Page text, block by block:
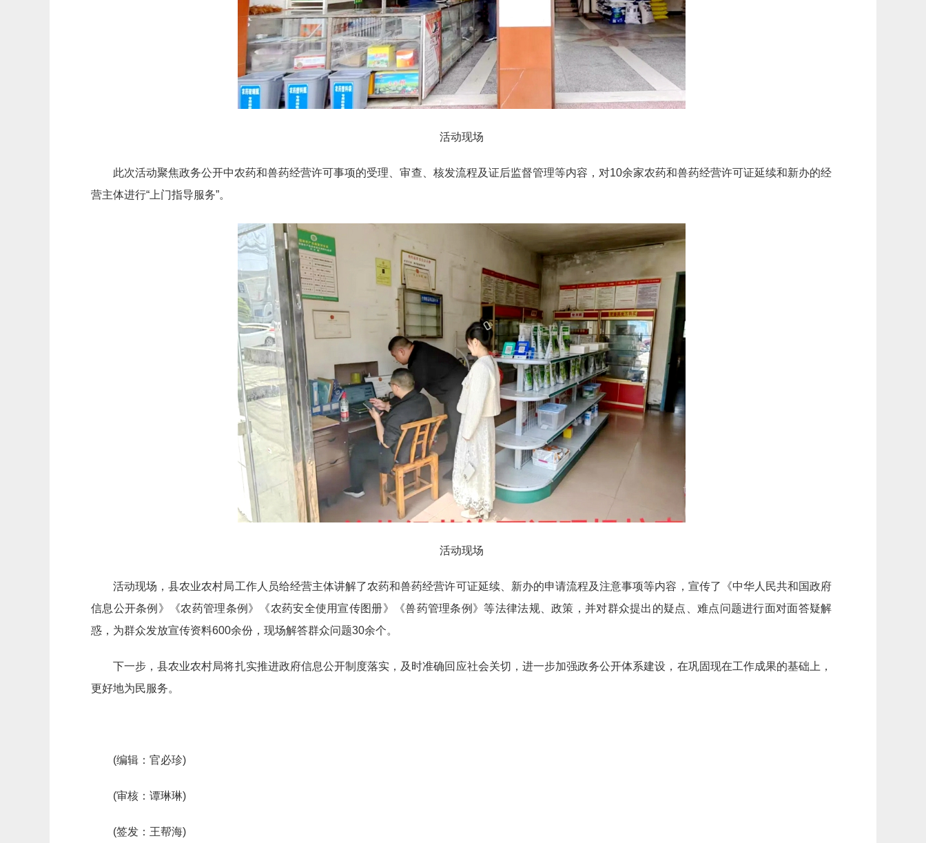
活动现场
此次活动聚焦政务公开中农药和兽药经营许可事项的受理、审查、核发流程及证后监督管理等内容，对10余家农药和兽药经营许可证延续和新办的经
营主体进行“上门指导服务”。
活动现场
活动现场，县农业农村局工作人员给经营主体讲解了农药和兽药经营许可证延续、新办的申请流程及注意事项等内容，宣传了《中华人民共和国政府
信息公开条例》《农药管理条例》《农药安全使用宣传图册》《兽药管理条例》等法律法规、政策，并对群众提出的疑点、难点问题进行面对面答疑解
惑，为群众发放宣传资料600余份，现场解答群众问题30余个。
下一步，县农业农村局将扎实推进政府信息公开制度落实，及时准确回应社会关切，进一步加强政务公开体系建设，在巩固现在工作成果的基础上，
更好地为民服务。
(编辑：官必珍)
(审核：谭琳琳)
(签发：王帮海)